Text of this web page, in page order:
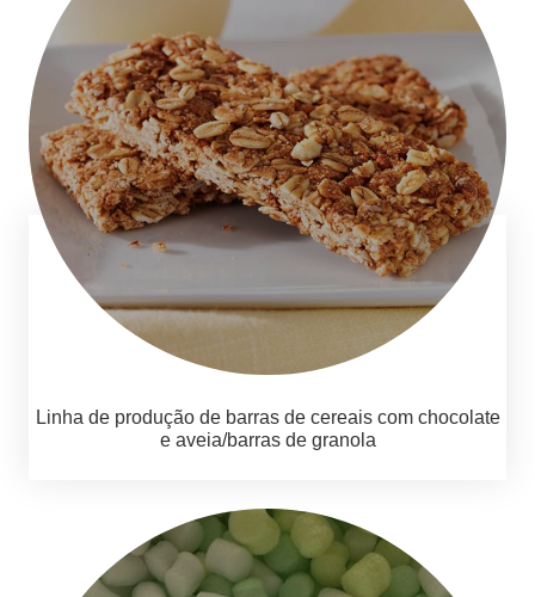
Linha de produção de barras de cereais com chocolate
e aveia/barras de granola